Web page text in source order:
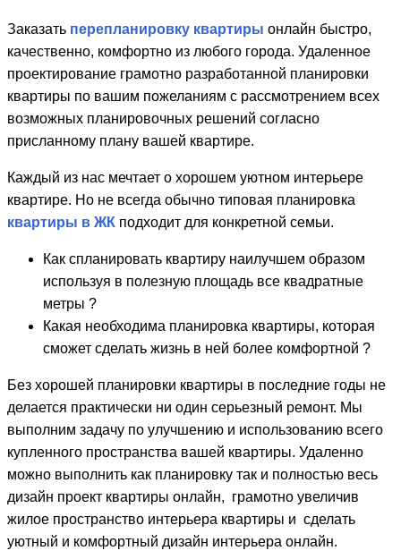
Заказать перепланировку квартиры онлайн быстро,
качественно, комфортно из любого города. Удаленное
проектирование грамотно разработанной планировки
квартиры по вашим пожеланиям с рассмотрением всех
возможных планировочных решений согласно
присланному плану вашей квартире.
Каждый из нас мечтает о хорошем уютном интерьере
квартире. Но не всегда обычно типовая планировка
квартиры в ЖК подходит для конкретной семьи.
Как спланировать квартиру наилучшем образом
используя в полезную площадь все квадратные
метры ?
Какая необходима планировка квартиры, которая
сможет сделать жизнь в ней более комфортной ?
Без хорошей планировки квартиры в последние годы не
делается практически ни один серьезный ремонт. Мы
выполним задачу по улучшению и использованию всего
купленного пространства вашей квартиры. Удаленно
можно выполнить как планировку так и полностью весь
дизайн проект квартиры онлайн, грамотно увеличив
жилое пространство интерьера квартиры и сделать
уютный и комфортный дизайн интерьера онлайн.